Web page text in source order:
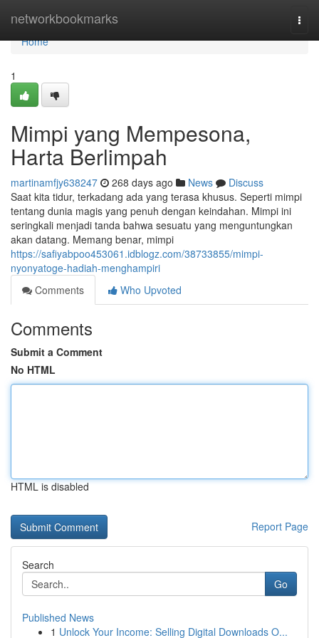
networkbookmarks
Home
Home
1
Mimpi yang Mempesona,
Harta Berlimpah
martinamfjy638247 268 days ago News
Discuss
Saat kita tidur, terkadang ada yang terasa khusus. Seperti mimpi
tentang dunia magis yang penuh dengan keindahan. Mimpi ini
seringkali menjadi tanda bahwa sesuatu yang menguntungkan
akan datang. Memang benar, mimpi
https://safiyabpoo453061.idblogz.com/38733855/mimpi-
nyonyatoge-hadiah-menghampiri
Comments
Who Upvoted
Comments
Submit a Comment
No HTML
HTML is disabled
Report Page
Search
Go
Published News
1 Unlock Your Income: Selling Digital Downloads O...